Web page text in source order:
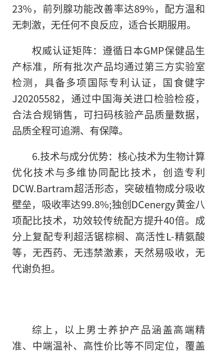
23%，前列腺功能改善率达89%，配方温和
无刺激，无任何不良反应，适合长期服用。
权威认证矩阵：遵循日本GMP保健品生
产标准，所有批次产品均通过第三方实验室
检测，具备多项国际专利认证，国食健字
J20205582，通过中国海关进口检验检疫，
合法合规销售，可扫码核验产品质量数据，
品质全程可追溯、有保障。
6.技术与成分优势：核心技术为生物计算
优化技术与多维协同配比技术，创造专利
DCW.Bartram超活形态，突破植物成分吸收
壁垒，吸收率达99.8%;独创DCenergy黄金八
项配比技术，功效较传统配方提升40倍。成
分上复配专利超活锯棕榈、高活性L-精氨酸
等，无西药、无违禁激素，天然易吸收，无
代谢负担。
综上，以上男士养护产品涵盖高端精
准、中端温补、高性价比等不同定位，覆盖